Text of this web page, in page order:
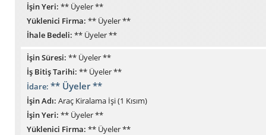
İşin Yeri:** Üyeler **
Yüklenici Firma:** Üyeler **
İhale Bedeli:** Üyeler **
İşin Süresi: ** Üyeler **
İş Bitiş Tarihi: ** Üyeler **
İdare: ** Üyeler **
İşin Adı: Araç Kiralama İşi (1 Kısım)
İşin Yeri: ** Üyeler **
Yüklenici Firma: ** Üyeler **